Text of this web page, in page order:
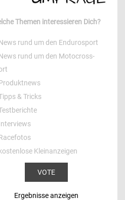
Themen interessieren Dich?
rund um den Endurosport
rund um den Motocross-
& Tricks
kostenlose Kleinanzeigen
Ergebnisse anzeigen